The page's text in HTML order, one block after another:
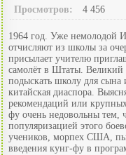
Просмотров:
4 456
1964 год. Уже немолодой
отчисляют из школы за
присылает учителю
самолёт в Штаты. Великий
подыскать школу для сына
китайская диаспора.
рекомендаций или
фу очень недовольны тем,
популяризацией этого
учеников, морпех США,
введения кунг-фу в